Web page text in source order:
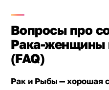
Вопросы про
Рака-
(FAQ)
Рак и Рыбы — хорошая